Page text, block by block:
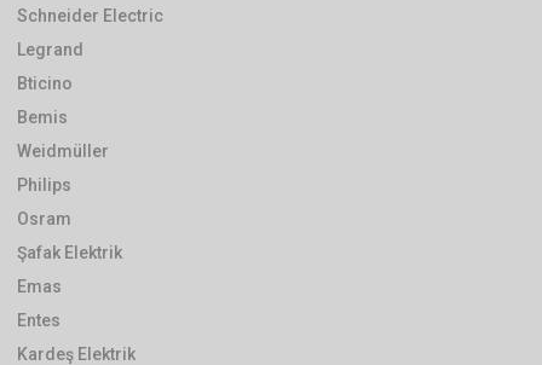
Schneider Electric
Legrand
Bticino
Bemis
Weidmüller
Philips
Osram
Şafak Elektrik
Emas
Entes
Kardeş Elektrik